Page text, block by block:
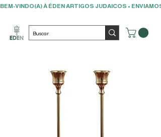
BEM-VINDO(A) À ÉDEN ARTIGOS JUDAICOS •